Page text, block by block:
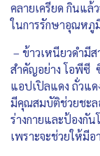
คลายเครียด กินแล้
ในการรักษาอุณหภู
– ข้าวเหนียวดำมีส
สำคัญอย่าง โอพีซี
แอปเปิลแดง ถั่วแ
มีคุณสมบัติช่วยชะล
ร่างกายและป้องกั
เพราะจะช่วยให้มี